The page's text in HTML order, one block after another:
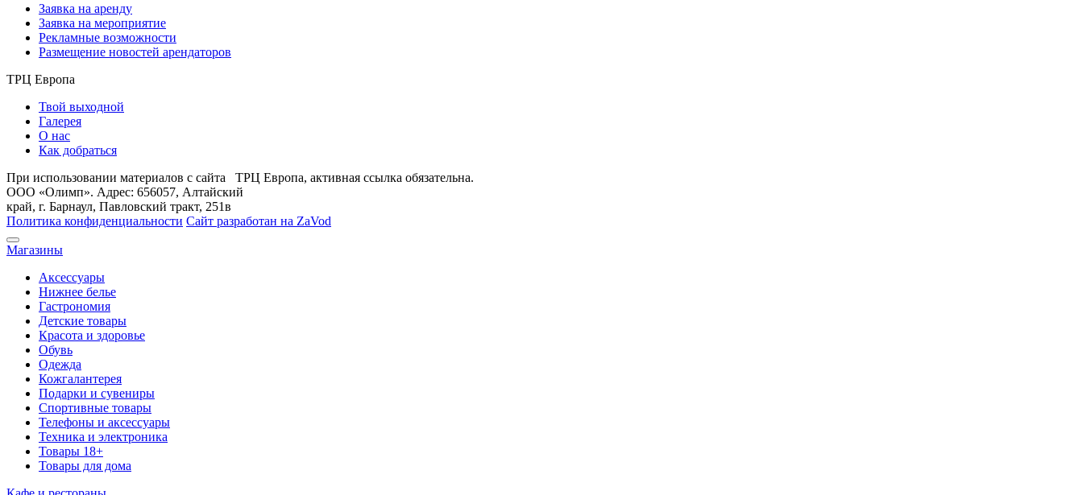
Заявка на аренду
Заявка на мероприятие
Рекламные возможности
Размещение новостей арендаторов
ТРЦ Европа
Твой выходной
Галерея
О нас
Как добраться
При использовании материалов с сайта ТРЦ Европа, активная ссылка обязательна.
ООО «Олимп». Адрес: 656057, Алтайский
край, г. Барнаул, Павловский тракт, 251в
Политика конфиденциальности Сайт разработан на ZaVod
Магазины
Аксессуары
Нижнее белье
Гастрономия
Детские товары
Красота и здоровье
Обувь
Одежда
Кожгалантерея
Подарки и сувениры
Спортивные товары
Телефоны и аксессуары
Техника и электроника
Товары 18+
Товары для дома